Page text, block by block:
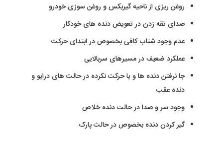
روغن ریزی از ناحیه گیربکس و روغن سوزی خودرو
صدای تقه زدن در تعویض دنده های خودکار
عدم وجود شتاب کافی بخصوص در ابتدای حرکت
عملکرد ضعیف در مسیرهای سربالایی
جا نرفتن دنده ها و یا حرکت نکرده در حالت های درایو و
دنده عقب
وجود سر و صدا در حالت دنده خلاص
گیر کردن دنده بخصوص در حالت پارک